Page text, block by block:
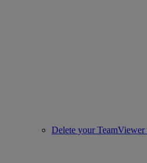
Delete your TeamViewer